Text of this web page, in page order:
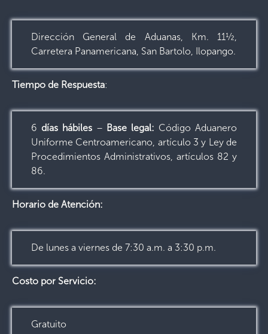
Dirección General de Aduanas, Km. 11½,
Carretera Panamericana, San Bartolo, Ilopango.
Tiempo de Respuesta:
6 días hábiles– Base legal: Código Aduanero
Uniforme Centroamericano, artículo 3 y Ley de
Procedimientos Administrativos, artículos 82 y
86.
Horario de Atención:
De lunes a viernes de 7:30 a.m. a 3:30 p.m.
Costo por Servicio:
Gratuito